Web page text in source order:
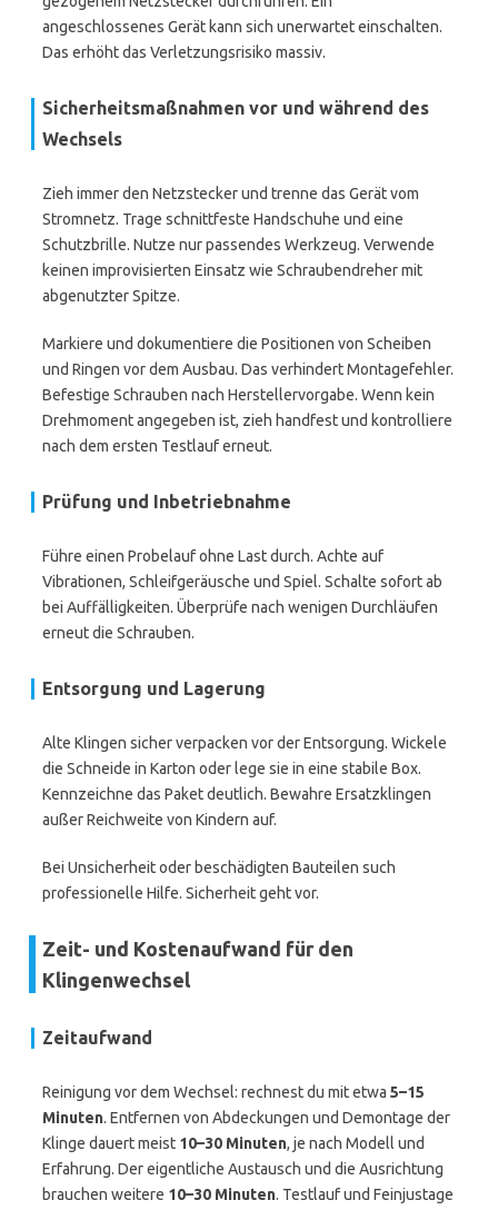
angeschlossenes Gerät kann sich unerwartet einschalten.
Das erhöht das Verletzungsrisiko massiv.
Sicherheitsmaßnahmen vor und während des
Wechsels
Zieh immer den Netzstecker und trenne das Gerät vom
Stromnetz. Trage schnittfeste Handschuhe und eine
Schutzbrille. Nutze nur passendes Werkzeug. Verwende
keinen improvisierten Einsatz wie Schraubendreher mit
abgenutzter Spitze.
Markiere und dokumentiere die Positionen von Scheiben
und Ringen vor dem Ausbau. Das verhindert Montagefehler.
Befestige Schrauben nach Herstellervorgabe. Wenn kein
Drehmoment angegeben ist, zieh handfest und kontrolliere
nach dem ersten Testlauf erneut.
Prüfung und Inbetriebnahme
Führe einen Probelauf ohne Last durch. Achte auf
Vibrationen, Schleifgeräusche und Spiel. Schalte sofort ab
bei Auffälligkeiten. Überprüfe nach wenigen Durchläufen
erneut die Schrauben.
Entsorgung und Lagerung
Alte Klingen sicher verpacken vor der Entsorgung. Wickele
die Schneide in Karton oder lege sie in eine stabile Box.
Kennzeichne das Paket deutlich. Bewahre Ersatzklingen
außer Reichweite von Kindern auf.
Bei Unsicherheit oder beschädigten Bauteilen such
professionelle Hilfe. Sicherheit geht vor.
Zeit- und Kostenaufwand für den
Klingenwechsel
Zeitaufwand
Reinigung vor dem Wechsel: rechnest du mit etwa 5–15
Minuten. Entfernen von Abdeckungen und Demontage der
Klinge dauert meist 10–30 Minuten, je nach Modell und
Erfahrung. Der eigentliche Austausch und die Ausrichtung
brauchen weitere 10–30 Minuten. Testlauf und Feinjustage